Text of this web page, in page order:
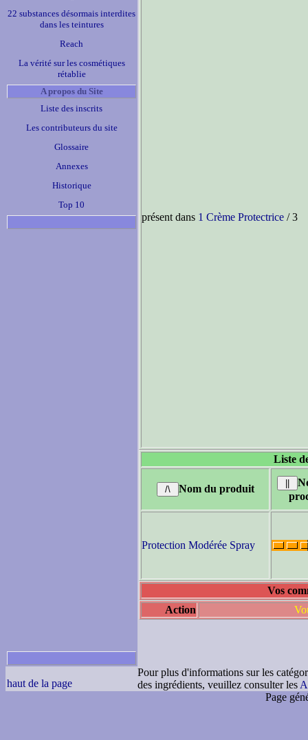
22 substances désormais interdites
dans les teintures
Reach
La vérité sur les cosmétiques
rétablie
A propos du Site
Liste des inscrits
Les contributeurs du site
Glossaire
Annexes
Historique
Top 10
présent dans 1 Crème Protectrice / 3
Liste
Nom du produit
Protection Modérée Spray
Vos
Action
haut de la page
Pour plus d'informations sur les
des ingrédients, veuillez consulter les
Page